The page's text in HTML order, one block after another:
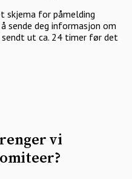
skjema for påmelding
sende deg informasjon om
ut ca. 24 timer før det
vi